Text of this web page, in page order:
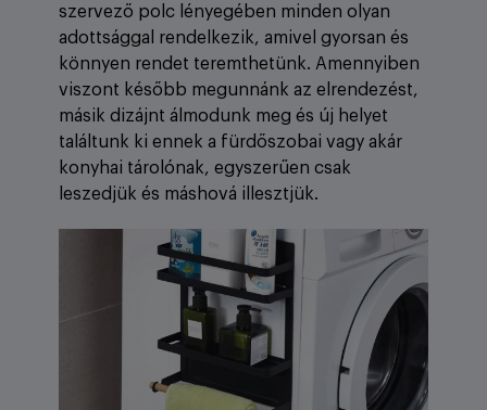
szervező polc lényegében minden olyan
adottsággal rendelkezik, amivel gyorsan és
könnyen rendet teremthetünk. Amennyiben
viszont később megunnánk az elrendezést,
másik dizájnt álmodunk meg és új helyet
találtunk ki ennek a fürdőszobai vagy akár
konyhai tárolónak, egyszerűen csak
leszedjük és máshová illesztjük.